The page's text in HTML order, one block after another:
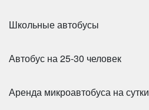
Школьные автобусы
Автобус на 25-30 человек
Аренда микроавтобуса на сутки